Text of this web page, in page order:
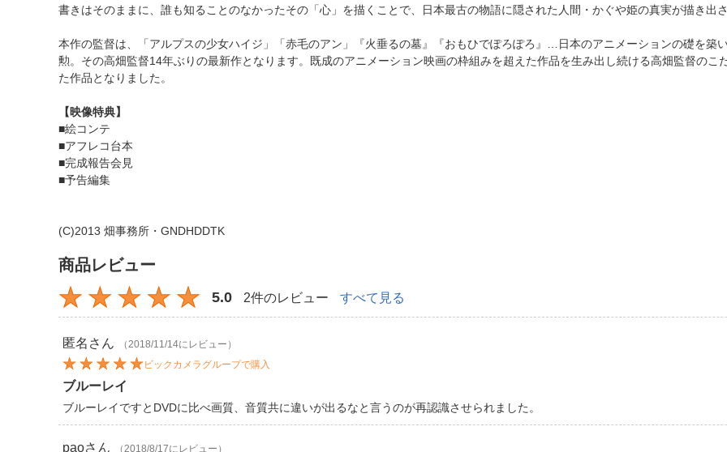
書きはそのままに、誰も知ることのなかったその「心」を描くことで、日本最古の物語に隠された人間・かぐや姫の真実が描き出さ
本作の監督は、「アルプスの少女ハイジ」「赤毛のアン」『火垂るの墓』『おもひでぽろぽろ』…日本のアニメーションの礎を築
勲。その高畑監督14年ぶりの最新作となります。既成のアニメーション映画の枠組みを超えた作品を生み出し続ける高畑監督の
た作品となりました。
【映像特典】
■絵コンテ
■アフレコ台本
■完成報告会見
■予告編集
(C)2013 畑事務所・GNDHDDTK
商品レビュー
5.0 2件のレビュー すべて見る
匿名 さん
（2018/11/14にレビュー）
ビックカメラグループで購入
ブルーレイ
ブルーレイですとDVDに比べ画質、音質共に違いが出るなと言うのが再認識させられました。
paoさん （2018/8/17にレビュー）